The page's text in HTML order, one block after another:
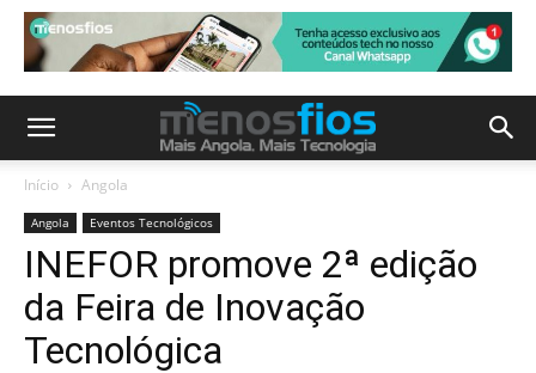
Início Angola
Angola Eventos Tecnológicos
INEFOR promove 2ª edição
da Feira de Inovação
Tecnológica